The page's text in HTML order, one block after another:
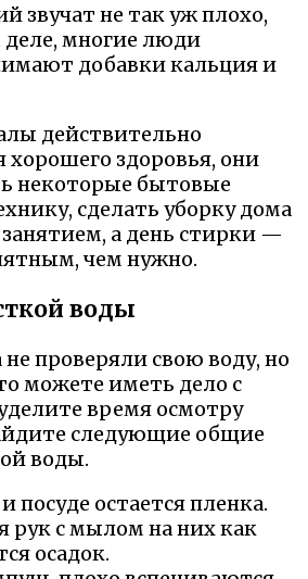
звучат не так уж плохо,
деле, многие люди
добавки кальция и
действительно
здоровья, они
некоторые бытовые
сделать уборку дома
а день стирки —
чем нужно.
воды
проверяли свою воду, но
можете иметь дело с
время осмотру
следующие общие
воды.
посуде остается пленка.
рук с мылом на них как
осадок.